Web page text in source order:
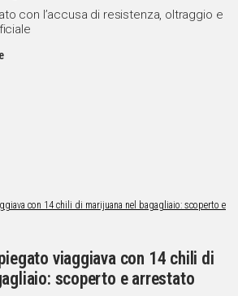
con l’accusa di resistenza, oltraggio e
viaggiava con 14 chili di
scoperto e arrestato